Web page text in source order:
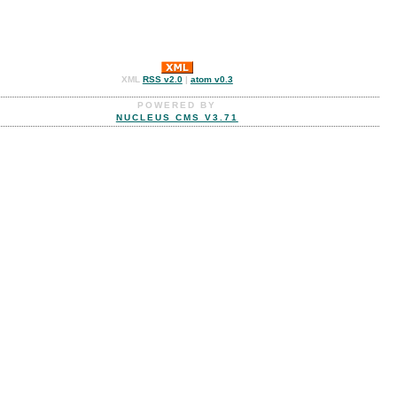
XML RSS v2.0| atom v0.3
POWERED BY
NUCLEUS CMS V3.71